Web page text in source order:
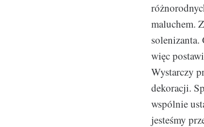
maluchem.
więc
Wystarczy
dekoracji.
wspólnie
jesteśmy